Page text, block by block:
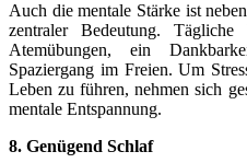
Auch die mentale Stärke ist
zentraler Bedeutung. Tägliche
Atemübungen, ein
Spaziergang im Freien. Um
Leben zu führen, nehmen sich
mentale Entspannung.
8. Genügend Schlaf